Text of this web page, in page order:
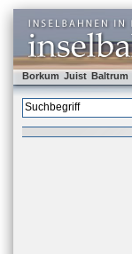
Borkum Juist Baltrum